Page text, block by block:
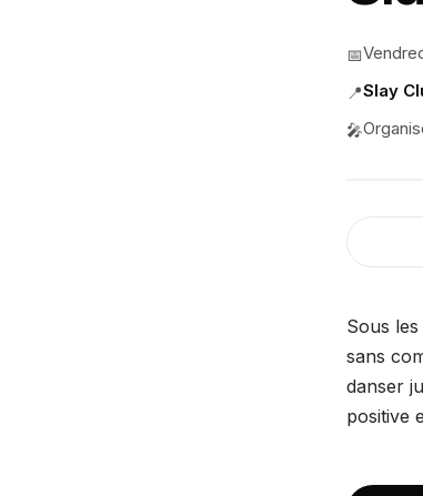
📅
📍Slay
🎤
Sous
sans
danser
positive